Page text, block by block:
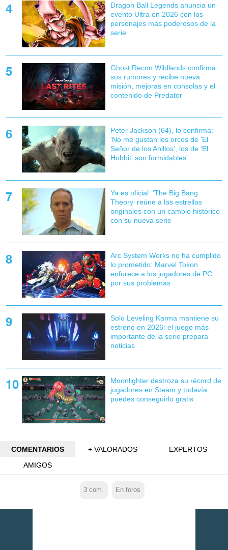
Dragon Ball Legends anuncia un
evento Ultra en 2026 con los
personajes más poderosos de la
serie
Ghost Recon Wildlands confirma
sus rumores y recibe nueva
misión, mejoras en consolas y el
contenido de Predator
Peter Jackson (64), lo confirma:
'No me gustan los orcos de 'El
Señor de los Anillos', los de 'El
Hobbit' son formidables'
Ya es oficial: 'The Big Bang
Theory' reúne a las estrellas
originales con un cambio histórico
con su nueva serie
Arc System Works no ha cumplido
lo prometido: Marvel Tokon
enfurece a los jugadores de PC
por sus problemas
Solo Leveling Karma mantiene su
estreno en 2026: el juego más
importante de la serie prepara
noticias
Moonlighter destroza su récord de
jugadores en Steam y todavía
puedes conseguirlo gratis
COMENTARIOS + VALORADOS
EXPERTOS
AMIGOS
3 com. En foros